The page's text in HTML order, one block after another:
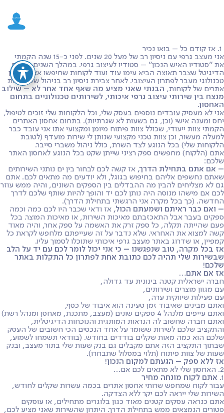
אני מעצב גרפי עם ניסיון רב של מעל 20 שנים. לפני כ-15 שנה הקמתי
את ״סטודיו האיש הנכון״ – סטודיו לעיצוב גרפי. במהלך השנים, תחום
הדיגיטל שצבר תאוצה הביא עימו עוד ועוד לקוחות שחיפשו אצלי פתרון
טכנולוגי מעבר לפתרון העיצובי. לאחר צבירת ניסיון רב בניהול של עשרות
אתרים של לקוחות, הבנתי שאני מציע מה שאף אחד אחר לא – שילוב
מנצח בין שירותי עיצוב גרפי איכותי, לשירותים טכנולוגיים בתחום
האחסון.
אני לא מעסיק עובדים נוספים בעסק שלי, וכל הלקוחות שלי זוכים לטיפול,
יחס ומענה אישי (וכן, גם בשעות לא שגרתיות). בתחום אחסון האתרים
הקמתי צוות ייעודי, שכולל צוות פיתוח מיומן ומקצועי אתו אני עובד כבר
למעלה מעשור, וכן צוות טכני מקצועי שנותן לי שירות מועדף (לטובת
הלקוחות שלי) בכל הנוגע לצד השרת, כולל ניהול משברי סייבר.
אתם (הלקוח) מחפשים ספק רציני שייתן שקט בכל הנוגע לאחסון האתר
שלכם:
– אם אתם בתחילת הדרך, אז קשה לכם לבחור בין ים נותני השירותים
שאתם נחשפים אליהם בחיפוש בגוגל, ולא יודעים מה מתאים לכם. אתם
גם לא מצליחים להבין מה ההבדלים בין הספקים השונים, והיה ממש עוזר
לכם אם מישהו מנוסה היה נותן לכם יד והופך להיות שותף שלכם לדרך
החדשה. (כך בכל מקרה אני הרגשתי בתחילת הדרך).
– ואם כבר ראיתם ושמעתם הכול, אז ודאי שכבר היו לכם כמה וכמה
ספקים בעבר אבל התאכזבתם מאיכות השירות, או מאיכות המוצר. בכל
פעם שהייתה תקלה, כל ספק זרק את האשמה על ספק אחר, והיה מאוד
קשה למצוא את האחראי. שלא נדבר על זה שעייפתם מלחפש לקראת כל
קמפיין, או שדרוג באתר מעצב גרפי איכותי שתוכלו לסמוך עליו.
אז בכל מקרה, טוב שנפגשנו – כי אני יכול לומר לכם עם יד על הלב
שבשירות שלי תהיה לכם כתובת אחת לפתרון כל התקלות באתר
שלכם!
אז אם אתם…
חברה ישראלית קטנה בינונית עד גדולה,
עם מגוון מוצרים ושירותים,
עם פעילות שיווקית ערה,
ואתם מבינים שאיבוד זמן טעינה הוא איבוד של כסף,
ואתם עייפים מלנהל 4 ספקים שונים (מעצב, מתכנת, מאחסן ומנהל רשת)
ואתם חברה שחשוב לה הנראות המותגית והנוכחות הדיגיטלית,
והתקציב שלכם לשירות ששומר על אחד הנכסים הכי חשובים של העסק
שלכם הוא כמה מאות שקלים בודדים בחודש. (בוודאי תשמחו לשמוע,
שבתוך התקציב הזה אתם מקבלים גם בנק שעות שלי בתור מעצב, ובנק
שעות של צוות פיתוח (תלוי במסלול שתבחרו).
אז ללא ספק – הגעתם למקום הנכון!
2. האחסון שלי לא מתאים לכם אם…
1. אתם לקוח מונחה מחיר
עבור לקוח שמחפש שרותי אחסון אתרים בכמה עשרות שקלים לחודש,
השירות שלי ייראה לכם יקר ללא הצדקה.
אתם כנראה עסקים קטנים מאוד כגון בלוגרים מתחילים, או עוסקים
פטורים הנמצאים ממש בתחילת הדרך. היתרון שהשירות שאני מציע לכם,